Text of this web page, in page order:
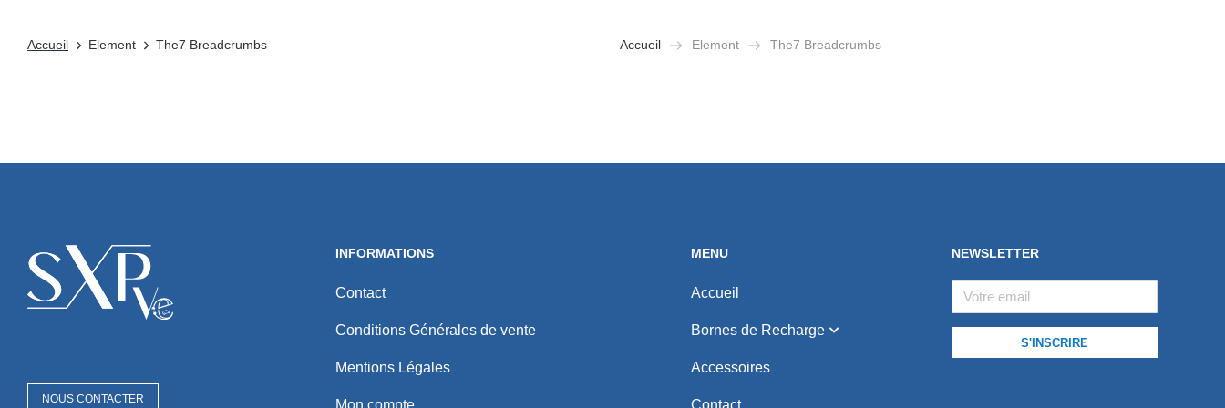
Vous êtes ici :
Accueil Element The7 Breadcrumbs Vous êtes ici :
Accueil Element The7 Breadcrumbs
NOUS CONTACTER
INFORMATIONS
Contact
Conditions Générales de vente
Mentions Légales
Mon compte
MENU
Accueil
Bornes de Recharge
Accessoires
Contact
NEWSLETTER
S'INSCRIRE